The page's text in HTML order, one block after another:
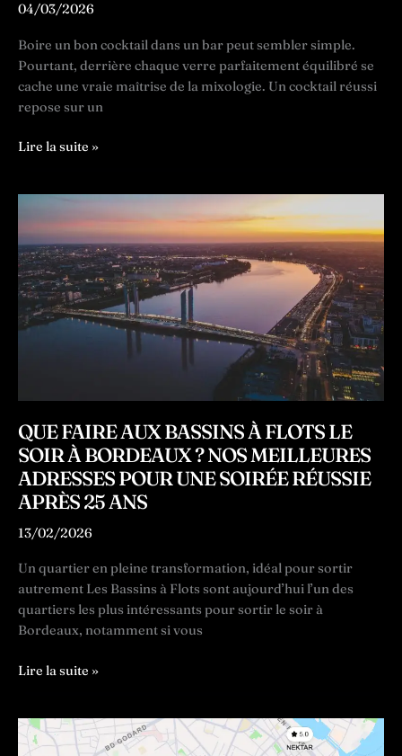
04/03/2026
Boire un bon cocktail dans un bar peut sembler simple.
Pourtant, derrière chaque verre parfaitement équilibré se
cache une vraie maîtrise de la mixologie. Un cocktail réussi
repose sur un
Les
ruinent
un
cocktail
(et
comment
les
Lire la suite »
QUE FAIRE AUX BASSINS À FLOTS LE
SOIR À BORDEAUX ? NOS MEILLEURES
ADRESSES POUR UNE SOIRÉE RÉUSSIE
APRÈS 25 ANS
13/02/2026
Un quartier en pleine transformation, idéal pour sortir
autrement Les Bassins à Flots sont aujourd’hui l’un des
quartiers les plus intéressants pour sortir le soir à
Bordeaux, notamment si vous
Que
Bassins
Lire la suite »